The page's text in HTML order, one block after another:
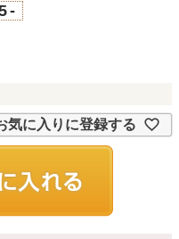
気に入りに登録する